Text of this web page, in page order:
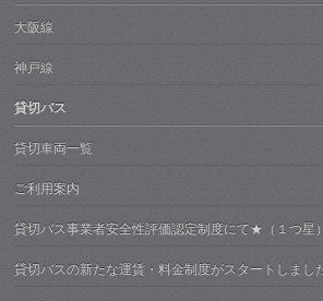
大阪線
神戸線
貸切バス
貸切車両一覧
ご利用案内
貸切バス事業者安全性評価認定制度にて★（１つ星
貸切バスの新たな運賃・料金制度がスタートしまし